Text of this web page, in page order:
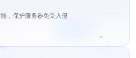
，保护服务器免受入侵